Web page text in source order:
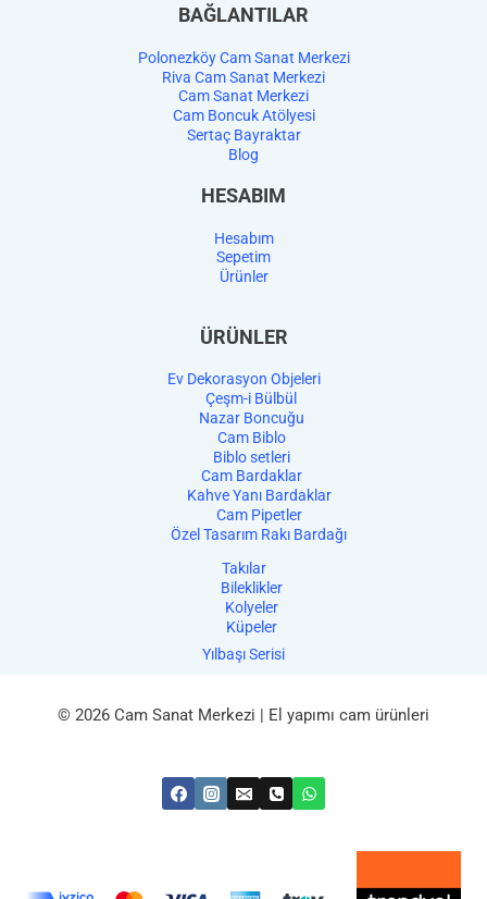
BAĞLANTILAR
Polonezköy Cam Sanat Merkezi
Riva Cam Sanat Merkezi
Cam Sanat Merkezi
Cam Boncuk Atölyesi
Sertaç Bayraktar
Blog
HESABIM
Hesabım
Sepetim
Ürünler
ÜRÜNLER
Ev Dekorasyon Objeleri
Çeşm-i Bülbül
Nazar Boncuğu
Cam Biblo
Biblo setleri
Cam Bardaklar
Kahve Yanı Bardaklar
Cam Pipetler
Özel Tasarım Rakı Bardağı
Takılar
Bileklikler
Kolyeler
Küpeler
Yılbaşı Serisi
© 2026 Cam Sanat Merkezi | El yapımı cam ürünleri